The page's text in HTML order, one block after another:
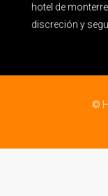
hotel de
discreción y
©